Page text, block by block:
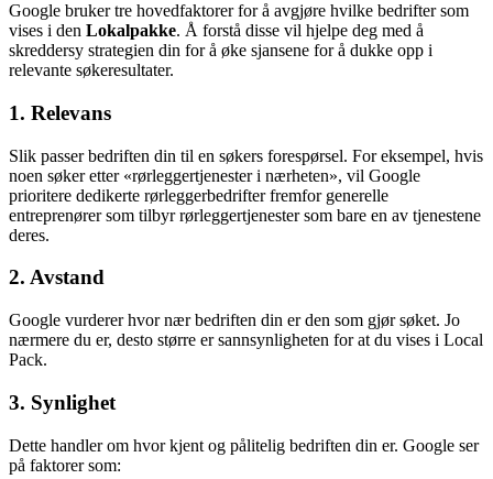
Google bruker tre hovedfaktorer for å avgjøre hvilke bedrifter som
vises i den Lokalpakke. Å forstå disse vil hjelpe deg med å
skreddersy strategien din for å øke sjansene for å dukke opp i
relevante søkeresultater.
1. Relevans
Slik passer bedriften din til en søkers forespørsel. For eksempel, hvis
noen søker etter «rørleggertjenester i nærheten», vil Google
prioritere dedikerte rørleggerbedrifter fremfor generelle
entreprenører som tilbyr rørleggertjenester som bare en av tjenestene
deres.
2. Avstand
Google vurderer hvor nær bedriften din er den som gjør søket. Jo
nærmere du er, desto større er sannsynligheten for at du vises i Local
Pack.
3. Synlighet
Dette handler om hvor kjent og pålitelig bedriften din er. Google ser
på faktorer som: